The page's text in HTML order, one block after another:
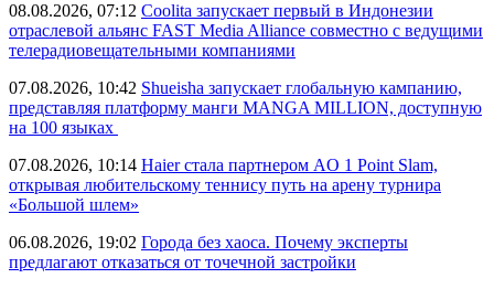
08.08.2026, 07:12 Coolita запускает первый в Индонезии
отраслевой альянс FAST Media Alliance совместно с ведущими
телерадиовещательными компаниями
07.08.2026, 10:42 Shueisha запускает глобальную кампанию,
представляя платформу манги MANGA MILLION, доступную
на 100 языках
07.08.2026, 10:14 Haier стала партнером AO 1 Point Slam,
открывая любительскому теннису путь на арену турнира
«Большой шлем»
06.08.2026, 19:02 Города без хаоса. Почему эксперты
предлагают отказаться от точечной застройки